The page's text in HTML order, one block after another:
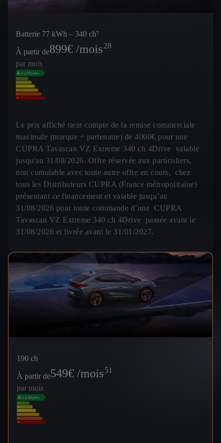
Batterie 77 kWh – 340 ch⁷
À partir de899€ /mois28
par mois
Le prix affiché tient compte de la remise commerciale
maximale (marque + partenaire) de 4000€ pour une
CUPRA Tavascan VZ Extreme 340 ch 4Drive valable
jusqu'au 31/08/2026. Offre réservée aux particuliers,
non cumulable avec toute autre offre en cours, chez
tous les Distributeurs CUPRA (France métropolitaine)
présentant ce financement et valable jusqu’au
31/08/2026 pour toute commande d’une CUPRA
Tavascan VZ Extreme 340 ch 4Drive passée avant le
31/08/2026 et livrée avant le 31/01/2027.
190 ch
À partir de549€ /mois51
par mois